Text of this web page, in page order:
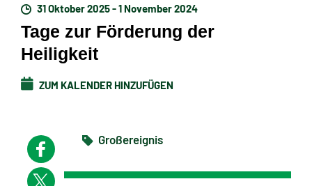
31 Oktober 2025 - 1 November 2024
Tage zur Förderung der
Heiligkeit
ZUM KALENDER HINZUFÜGEN
Großereignis